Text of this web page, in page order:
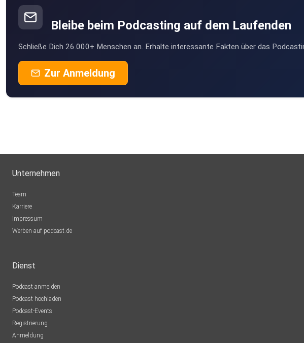
Bleibe beim Podcasting auf dem Laufenden
Schließe Dich 26.000+ Menschen an. Erhalte interessante Fakten über das
Zur Anmeldung
Unternehmen
Team
Karriere
Impressum
Werben auf podcast.de
Dienst
Podcast anmelden
Podcast hochladen
Podcast-Events
Registrierung
Anmeldung